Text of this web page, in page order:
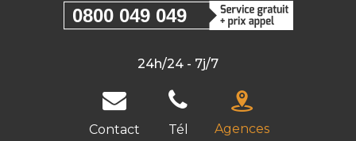
0800 049 049
24h/24 - 7j/7
Contact Tél Agences